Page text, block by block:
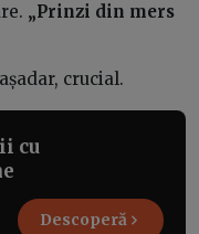
„Prinzi din mers
crucial.
cu
Descoperă